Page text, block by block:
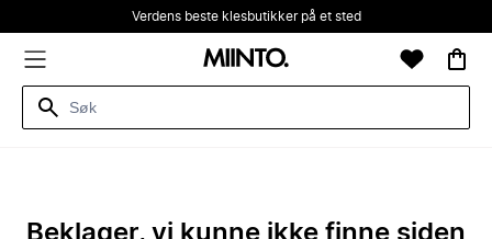
Verdens beste klesbutikker på et sted
Beklager, vi kunne ikke finne siden